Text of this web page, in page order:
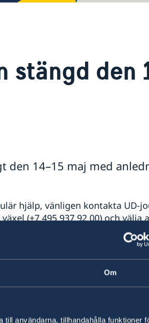
Om
till användarna, tillhandahålla funktioner
stängd den
den 14–15 maj med
hjälp, vänligen kontakta UD-
(+7 495 937 92 00) och
den 11 maj.